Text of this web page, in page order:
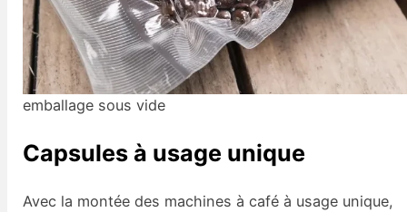
emballage sous vide
Capsules à usage unique
Avec la montée des machines à café à usage unique,